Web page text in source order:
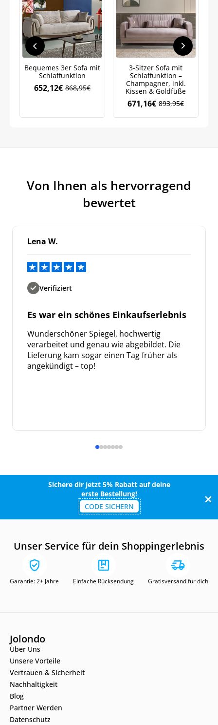
Bequemes 3er Sofa mit
Schlaffunktion
868,95€
Ursprünglicher
868,95€
652,12€Aktueller
652,12€.
3-Sitzer Sofa mit
Schlaffunktion –
Champagner, inkl.
Kissen & Goldfüße
893,95€
Ursprünglicher
Preis
671,16€Aktueller
Preis
Von Ihnen als hervorragend
bewertet
Lena W.
Verifiziert
Es war ein schönes Einkaufserlebnis
Wunderschöner Spiegel, hochwertig
verarbeitet und genau wie abgebildet. Die
Lieferung kam sogar einen Tag früher als
angekündigt – top!
Sichere dir jetzt 5% Rabatt auf deine
erste Bestellung!
CODE SICHERN
Unser Service für dein Shoppingerlebnis
Garantie: 2+ Jahre Einfache Rücksendung Gratisversand für dich
Jolondo
Über Uns
Unsere Vorteile
Vertrauen & Sicherheit
Nachhaltigkeit
Blog
Partner Werden
Datenschutz
Jetzt5% Rabatt
auf Ihre erste Bestellung sichern!
Meinen Code senden
Bleiben Sie auf dem Laufenden über